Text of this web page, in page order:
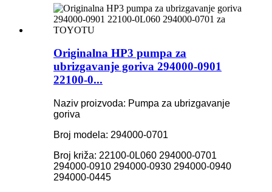
Originalna HP3 pumpa za
ubrizgavanje goriva 294000-0901
22100-0...
Naziv proizvoda: Pumpa za ubrizgavanje
goriva
Broj modela: 294000-0701
Broj križa: 22100-0L060 294000-0701
294000-0910 294000-0930 294000-0940
294000-0445